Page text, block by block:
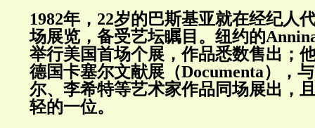
1982年，22岁的巴斯基亚就在经纪人
场展览，备受艺坛瞩目。纽约的
举行美国首场个展，作品悉数售出；
德国卡塞尔文献展（Documenta），
尔、李希特等艺术家作品同场展出，
轻的一位。